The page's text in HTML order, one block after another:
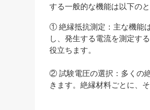
する一般的な機能は以下のと
① 絶縁抵抗測定：主な機能
し、発生する電流を測定す
役立ちます。
② 試験電圧の選択：多くの
きます。絶縁材料ごとに、